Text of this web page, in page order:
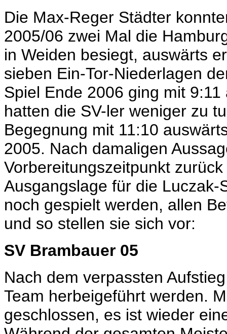
Die Max-Reger Städter
2005/06 zwei Mal die
in Weiden besiegt, auswärts
sieben Ein-Tor-Niederlagen
Spiel Ende 2006 ging mit
hatten die SV-ler weniger zu
Begegnung mit 11:10
2005. Nach damaligen
Vorbereitungszeitpunkt
Ausgangslage für die
noch gespielt werden, allen
und so stellen sie sich vor:
SV Brambauer 05
Nach dem verpassten
Team herbeigeführt werden.
geschlossen, es ist wieder